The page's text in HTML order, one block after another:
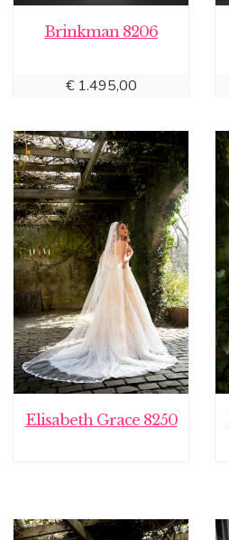
Brinkman 8206
€1.495,00
Elisabeth Grace 8250